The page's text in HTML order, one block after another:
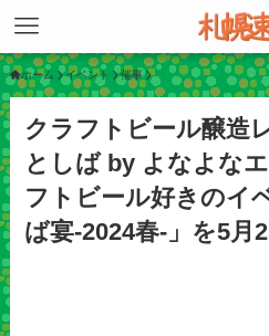
ホーム イベント 催事
クラフトビール醸造
としば by よなよな
フトビール好きのイ
ば宴-2024春-」を5月